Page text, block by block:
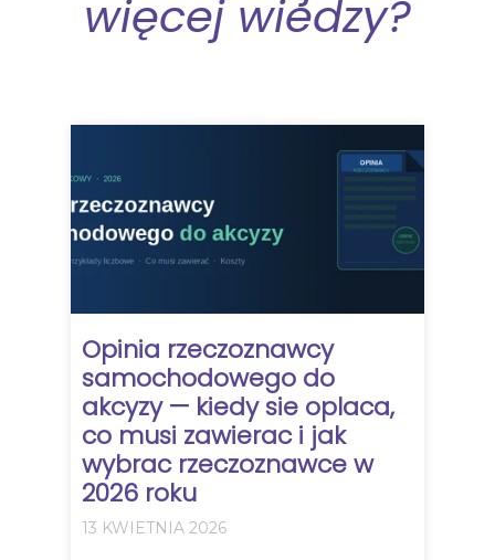
więcej wiedzy?
Opinia rzeczoznawcy
samochodowego do
akcyzy — kiedy sie oplaca,
co musi zawierac i jak
wybrac rzeczoznawce w
2026 roku
13 KWIETNIA 2026